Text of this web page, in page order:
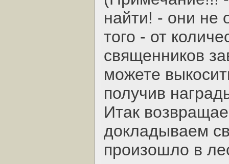
найти! - они не
того - от
священников
можете
получив
Итак
докладываем
произошло в